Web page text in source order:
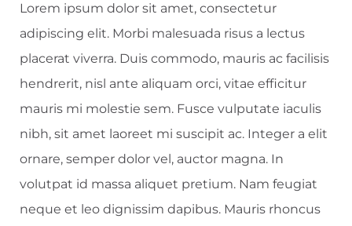
Lorem ipsum dolor sit amet, consectetur
adipiscing elit. Morbi malesuada risus a lectus
placerat viverra. Duis commodo, mauris ac facilisis
hendrerit, nisl ante aliquam orci, vitae efficitur
mauris mi molestie sem. Fusce vulputate iaculis
nibh, sit amet laoreet mi suscipit ac. Integer a elit
ornare, semper dolor vel, auctor magna. In
volutpat id massa aliquet pretium. Nam feugiat
neque et leo dignissim dapibus. Mauris rhoncus